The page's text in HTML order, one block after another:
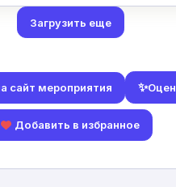
Загрузить еще
сайт мероприятия ✨
Добавить в избранное